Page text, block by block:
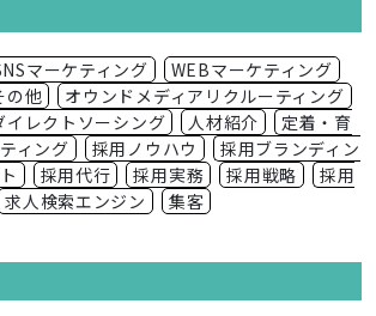
マーケティング
WEBマーケティング
の他
オウンドメディアリクルーティング
イレクトソーシング 人材紹介
定着・育
ィング 採用ノウハウ
採用ブランディン
採用代行 採用実務 採用戦略
採用
求人検索エンジン 集客